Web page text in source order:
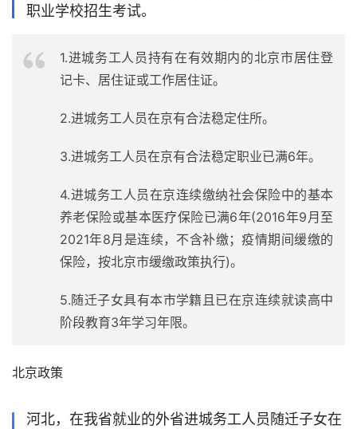
职业学校招生考试。
1.进城务工人员持有在有效期内的北京市居住登
记卡、居住证或工作居住证。
2.进城务工人员在京有合法稳定住所。
3.进城务工人员在京有合法稳定职业已满6年。
4.进城务工人员在京连续缴纳社会保险中的基本
养老保险或基本医疗保险已满6年(2016年9月至
2021年8月是连续，不含补缴；疫情期间缓缴的
保险，按北京市缓缴政策执行)。
5.随迁子女具有本市学籍且已在京连续就读高中
阶段教育3年学习年限。
北京政策
河北，在我省就业的外省进城务工人员随迁子女在